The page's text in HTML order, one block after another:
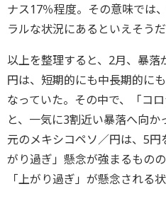
ナス17％程度。その意味では
ラルな状況にあるといえそうだ
以上を整理すると、2月、暴
円は、短期的にも中長期的に
なっていた。その中で、「コ
と、一気に3割近い暴落へ向
元のメキシコペソ／円は、5
がり過ぎ」懸念が強まるもの
「上がり過ぎ」が懸念される